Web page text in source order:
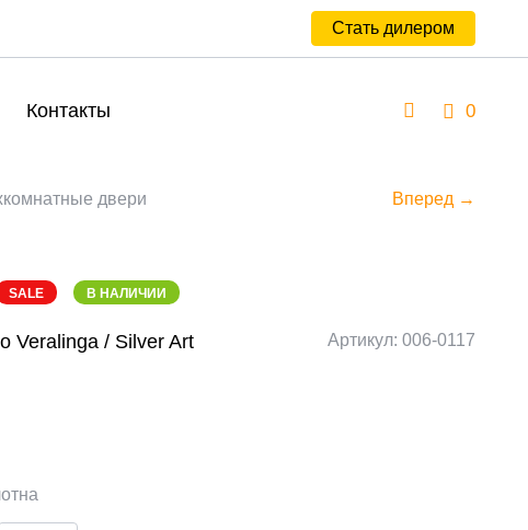
Стать дилером
Контакты 0
двери Вперед →
SALE В НАЛИЧИИ
Veralinga / Silver Art Артикул: 006-0117